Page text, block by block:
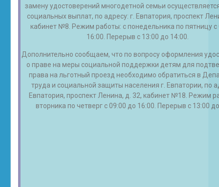
замену удостоверений многодетной семьи
социальных выплат, по адресу: г. Евпатория, проспект
кабинет №8. Режим работы: с понедельника по пятницу с
16:00. Перерыв с 13:00 до 14:00.
Дополнительно сообщаем, что по вопросу оформления
о праве на меры социальной поддержки детям для
права на льготный проезд необходимо обратиться в
труда и социальной защиты населения г. Евпатории, по
Евпатория, проспект Ленина, д. 32, кабинет №18. Режим
вторника по четверг с 09:00 до 16:00. Перерыв с 13:00